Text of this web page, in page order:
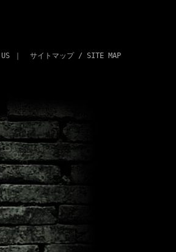
サイトマップ / SITE MAP